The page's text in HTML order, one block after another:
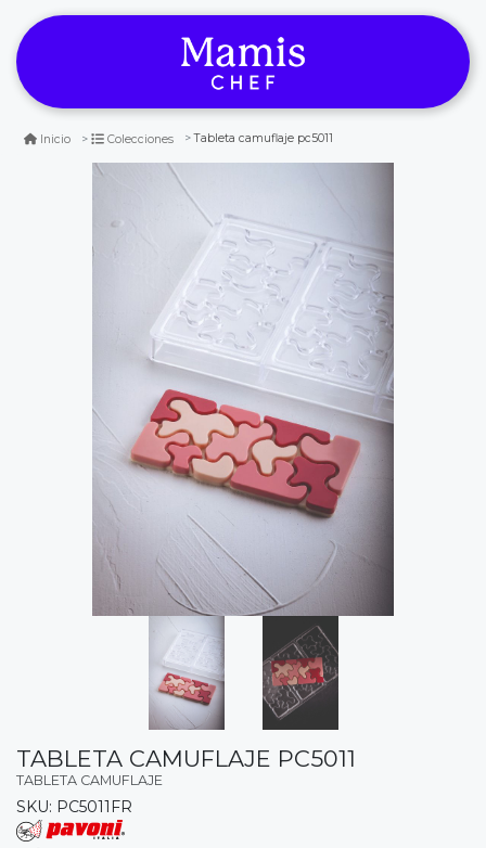
Inicio Colecciones Tableta camuflaje pc5011
TABLETA CAMUFLAJE PC5011
TABLETA CAMUFLAJE
SKU: PC5011FR